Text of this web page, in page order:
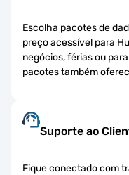
Escolha pacotes de
preço acessível para
negócios, férias ou
pacotes também
Suporte ao
Fique conectado com